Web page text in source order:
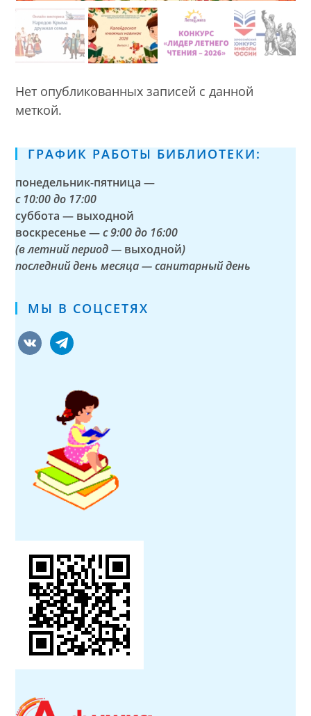
Нет опубликованных записей с данной
меткой.
ГРАФИК РАБОТЫ БИБЛИОТЕКИ:
понедельник-пятница —
с 10:00 до 17:00
суббота — выходной
воскресенье —с 9:00 до 16:00
(в летний период — выходной)
последний день месяца — санитарный день
МЫ В СОЦСЕТЯХ
vkontaktetelegram